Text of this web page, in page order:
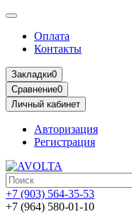
Оплата
Контакты
Закладки0
Сравнение0
Личный кабинет
Авторизация
Регистрация
+7 (903) 564-35-53
+7 (964) 580-01-10